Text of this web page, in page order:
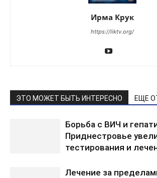
Ирма Крук
https://liktv.org/
ЭТО МОЖЕТ БЫТЬ ИНТЕРЕСНО ЕЩЕ
Борьба с ВИЧ и
Приднестровье
тестирования и
Лечение за